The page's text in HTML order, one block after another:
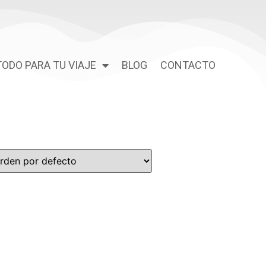
PARA TU VIAJE BLOG CONTACTO